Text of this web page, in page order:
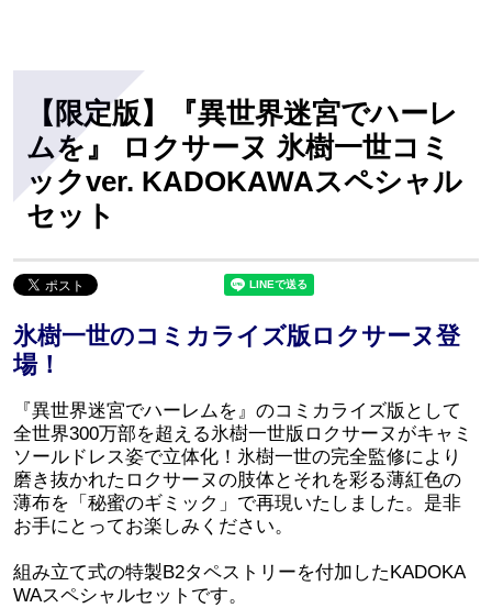
【限定版】『異世界迷宮でハーレ
ムを』 ロクサーヌ 氷樹一世コミ
ックver. KADOKAWAスペシャル
セット
氷樹一世のコミカライズ版ロクサーヌ登
場！
『異世界迷宮でハーレムを』のコミカライズ版として
全世界300万部を超える氷樹一世版ロクサーヌがキャミ
ソールドレス姿で立体化！氷樹一世の完全監修により
磨き抜かれたロクサーヌの肢体とそれを彩る薄紅色の
薄布を「秘蜜のギミック」で再現いたしました。是非
お手にとってお楽しみください。
組み立て式の特製B2タペストリーを付加したKADOKA
WAスペシャルセットです。